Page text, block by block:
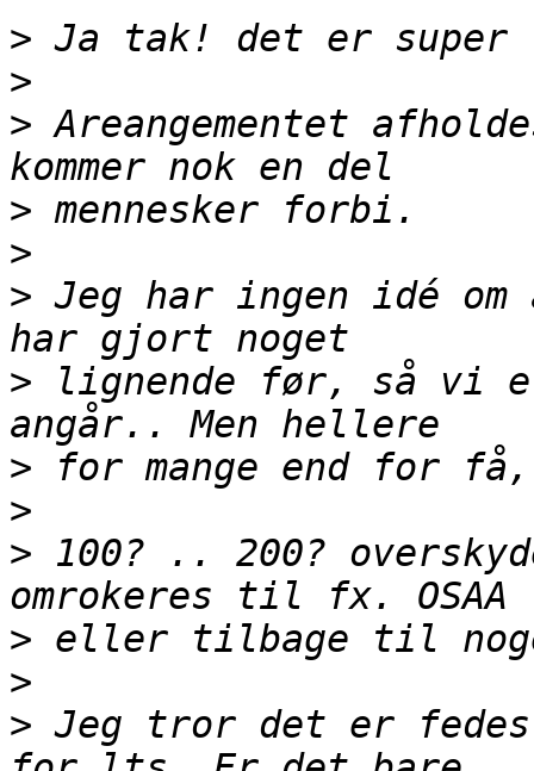
>
>
> Areangementet
>
>
> Jeg har ingen idé
> lignende før, så vi
>
>
> 100? .. 200?
>
>
> Jeg tror det er